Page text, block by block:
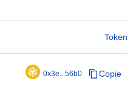
Token
0x3e...56b0 Copie